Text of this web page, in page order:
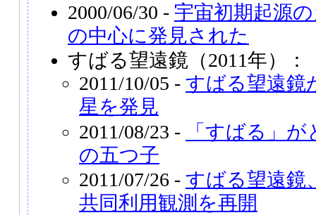
2000/06/30 - 宇宙初期起源
の中心に発見された
すばる望遠鏡（2011年）：
2011/10/05 - すばる望遠鏡
星を発見
2011/08/23 -
「すばる」
の五つ子
2011/07/26 - すばる望遠鏡
共同利用観測を再開